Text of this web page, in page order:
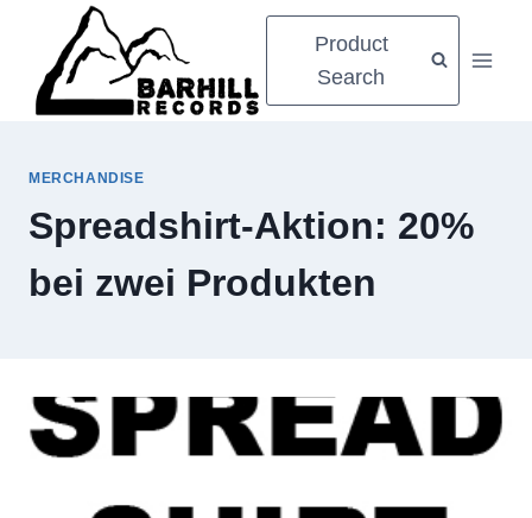
springen
Product
Search
MERCHANDISE
Spreadshirt-Aktion: 20%
bei zwei Produkten